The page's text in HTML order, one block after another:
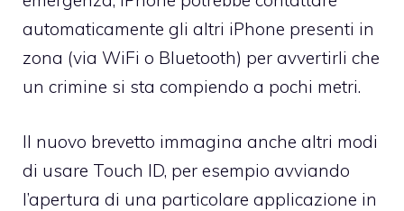
automaticamente gli altri iPhone presenti in
zona (via WiFi o Bluetooth) per avvertirli che
un crimine si sta compiendo a pochi metri.
Il nuovo brevetto immagina anche altri modi
di usare Touch ID, per esempio avviando
l’apertura di una particolare applicazione in